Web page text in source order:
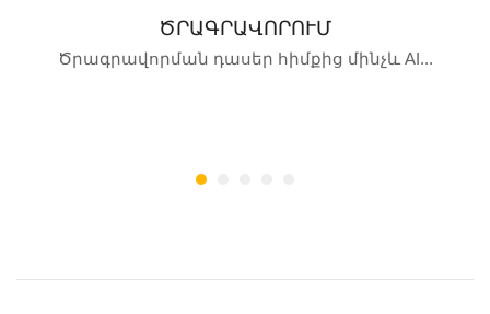
ԾՐԱԳՐԱՎՈՐՈՒՄ
Ծրագրավորման դասեր հիմքից մինչև AI...